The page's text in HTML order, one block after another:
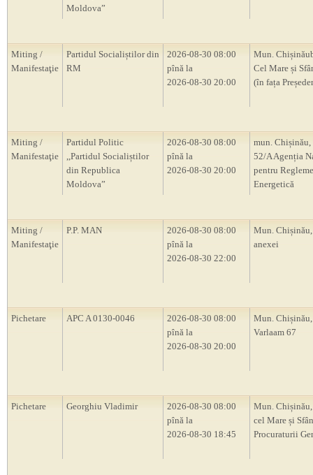
Moldova”
Miting /
Manifestaţie
Partidul Socialiștilor din
RM
2026-08-30 08:00
pînă la
2026-08-30 20:00
Mun.
Cel Mare și
(în fața
Miting /
Manifestaţie
Partidul Politic
,,Partidul Socialiștilor
din Republica
Moldova”
2026-08-30 08:00
pînă la
2026-08-30 20:00
mun. Chișinău,
52/A Agenția
pentru
Energetică
Miting /
Manifestaţie
P.P. MAN
2026-08-30 08:00
pînă la
2026-08-30 22:00
Mun.
anexei
Pichetare APC A 0130-0046
2026-08-30 08:00
pînă la
2026-08-30 20:00
Mun. Chișinău,
Varlaam 67
Pichetare Georghiu Vladimir
2026-08-30 08:00
pînă la
2026-08-30 18:45
Mun.
cel Mare și
Procuraturii